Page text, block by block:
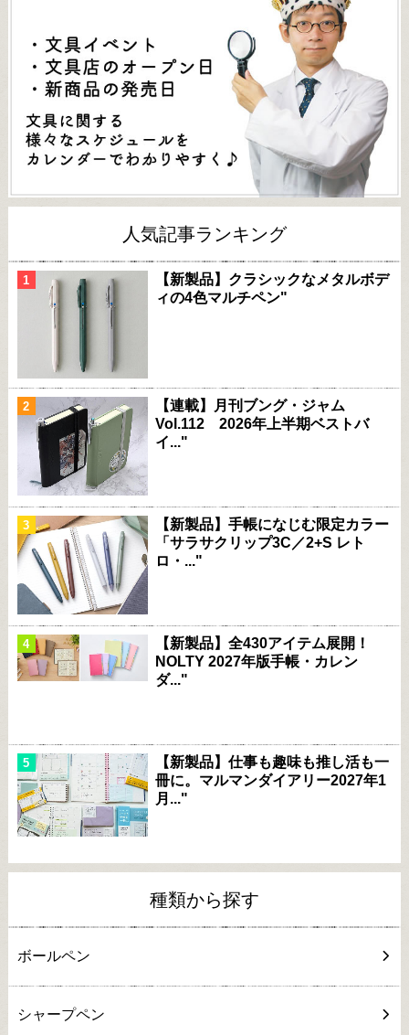
人気記事ランキング
【新製品】クラシックなメタルボデ
ィの4色マルチペン"
【連載】月刊ブング・ジャム
Vol.112 2026年上半期ベストバ
イ..."
【新製品】手帳になじむ限定カラー
「サラサクリップ3C／2+S レト
ロ・..."
【新製品】全430アイテム展開！
NOLTY 2027年版手帳・カレン
ダ..."
【新製品】仕事も趣味も推し活も一
冊に。マルマンダイアリー2027年1
月..."
種類から探す
ボールペン
シャープペン